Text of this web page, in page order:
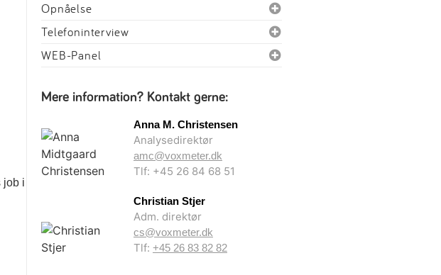
job i
Opnåelse
Telefoninterview
WEB-Panel
Mere information? Kontakt gerne:
Anna M. Christensen
Analysedirektør
amc@voxmeter.dk
Tlf: +45 26 84 68 51
Christian Stjer
Adm. direktør
cs@voxmeter.dk
Tlf: +45 26 83 82 82